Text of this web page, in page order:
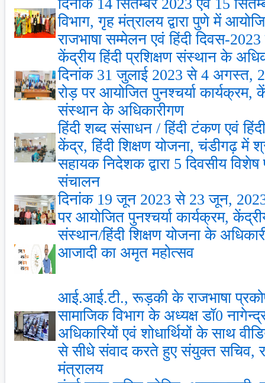
दिनांक 14 सितम्बर 2023 एवं 15
विभाग, गृह मंत्रालय द्वारा पुणे में
राजभाषा सम्मेलन एवं हिंदी दिवस-
केंद्रीय हिंदी प्रशिक्षण संस्थान के
दिनांक 31 जुलाई 2023 से 4 अगस्त,
रोड़ पर आयोजित पुनश्चर्या कार्यक्रम,
संस्थान के अधिकारीगण
हिंदी शब्द संसाधन / हिंदी टंकण एवं
केंद्र, हिंदी शिक्षण योजना, चंडीगढ़ में
सहायक निदेशक द्वारा 5 दिवसीय विशेष
संचालन
दिनांक 19 जून 2023 से 23 जून,
पर आयोजित पुनश्चर्या कार्यक्रम,
संस्थान/हिंदी शिक्षण योजना के
आजादी का अमृत महोत्सव
आई.आई.टी., रूड़की के राजभाषा
सामाजिक विभाग के अध्यक्ष डॉ0
अधिकारियों एवं शोधार्थियों के साथ
से सीधे संवाद करते हुए संयुक्त सचिव,
मंत्रालय